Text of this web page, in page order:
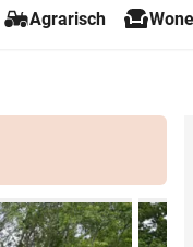
Agrarisch